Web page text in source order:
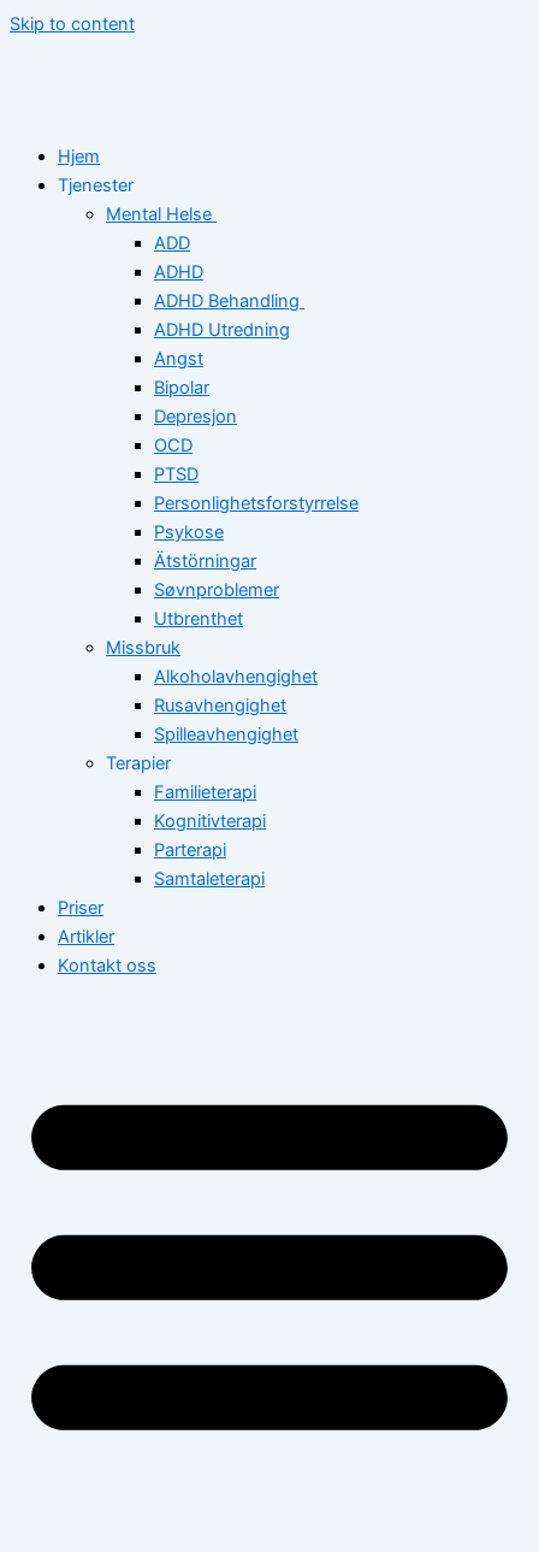
Skip to content
Hjem
Tjenester
Mental Helse
ADD
ADHD
ADHD Behandling
ADHD Utredning
Angst
Bipolar
Depresjon
OCD
PTSD
Personlighetsforstyrrelse
Psykose
Ätstörningar
Søvnproblemer
Utbrenthet
Missbruk
Alkoholavhengighet
Rusavhengighet
Spilleavhengighet
Terapier
Familieterapi
Kognitivterapi
Parterapi
Samtaleterapi
Priser
Artikler
Kontakt oss